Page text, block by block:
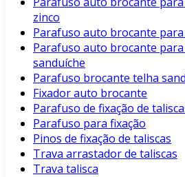
zinco
Parafuso auto brocante
Parafuso auto brocante
sanduíche
Parafuso brocante telha
Fixador auto brocante
Parafuso de fixação de
Parafuso para fixação
Pinos de fixação de taliscas
Trava arrastador de taliscas
Trava talisca